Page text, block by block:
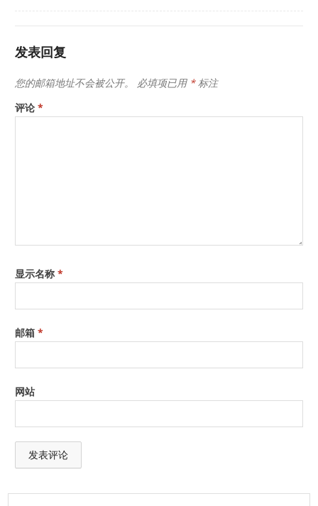
发表回复
您的邮箱地址不会被公开。 必填项已用 *标注
评论*
显示名称*
邮箱*
网站